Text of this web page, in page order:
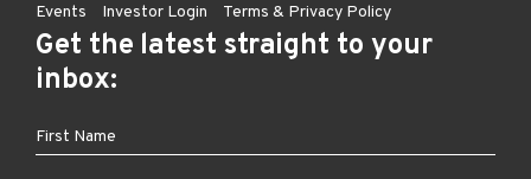
Events
Investor Login Terms & Privacy Policy
Get the latest straight to your
inbox: